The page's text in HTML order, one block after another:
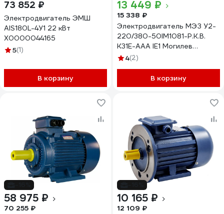
73 852 ₽
Электродвигатель ЭМШ
AIS180L-4У1 22 кВт
Х0000044165
5(1)
В корзину
13 449 ₽
15 338 ₽
Электродвигатель МЭЗ У2-
220/380-50IM1081-Р.К.В.
К31Е-ААА IE1 Могилев
АИР80В2 2,2*3000 1081
4(2)
В корзину
58 975 ₽
70 255 ₽
10 165 ₽
12 109 ₽